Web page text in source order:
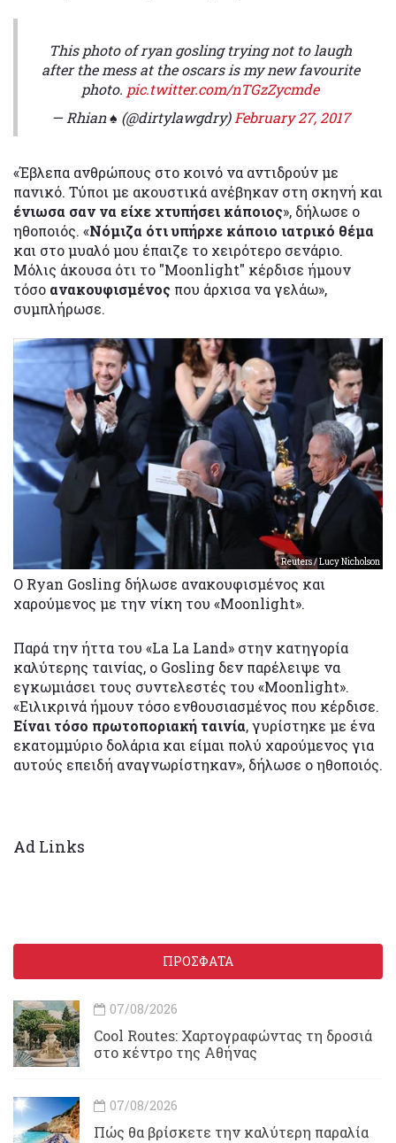
This photo of ryan gosling trying not to laugh
after the mess at the oscars is my new favourite
photo. pic.twitter.com/nTGzZycmde
— Rhian ♠ (@dirtylawgdry)February 27, 2017
«Έβλεπα ανθρώπους στο κοινό να αντιδρούν με
πανικό. Τύποι με ακουστικά ανέβηκαν στη σκηνή και
ένιωσα σαν να είχε χτυπήσει κάποιος», δήλωσε ο
ηθοποιός. «Νόμιζα ότι υπήρχε κάποιο ιατρικό θέμα
και στο μυαλό μου έπαιζε το χειρότερο σενάριο.
Μόλις άκουσα ότι το "Moonlight" κέρδισε ήμουν
τόσο ανακουφισμένος που άρχισα να γελάω»,
συμπλήρωσε.
Reuters / Lucy Nicholson
Ο Ryan Gosling δήλωσε ανακουφισμένος και
χαρούμενος με την νίκη του «Moonlight».
Παρά την ήττα του «La La Land» στην κατηγορία
καλύτερης ταινίας, ο Gosling δεν παρέλειψε να
εγκωμιάσει τους συντελεστές του «Moonlight».
«Ειλικρινά ήμουν τόσο ενθουσιασμένος που κέρδισε.
Είναι τόσο πρωτοποριακή ταινία, γυρίστηκε με ένα
εκατομμύριο δολάρια και είμαι πολύ χαρούμενος για
αυτούς επειδή αναγνωρίστηκαν», δήλωσε ο ηθοποιός.
Ad Links
ΠΡΟΣΦΑΤΑ
07/08/2026
Cool Routes: Χαρτογραφώντας τη δροσιά
στο κέντρο της Αθήνας
07/08/2026
Πώς θα βρίσκετε την καλύτερη παραλία